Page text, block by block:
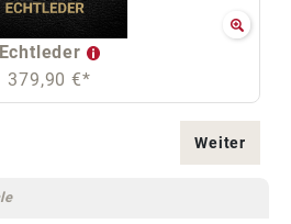
Echtleder
379,90 €*
Weiter